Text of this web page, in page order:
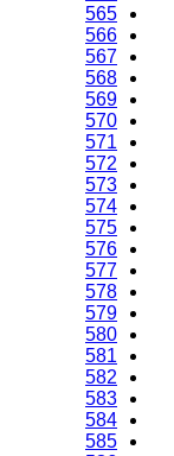
565
566
567
568
569
570
571
572
573
574
575
576
577
578
579
580
581
582
583
584
585